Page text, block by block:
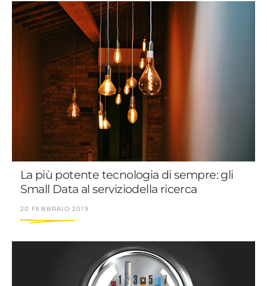
La più potente tecnologia di sempre: gli
Small Data al serviziodella ricerca
20 FEBBRAIO 2019